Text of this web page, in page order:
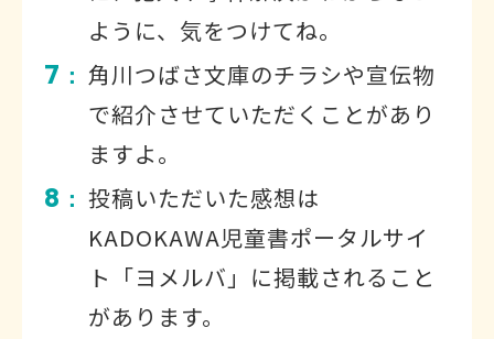
ように、気をつけてね。
7 ： 角川つばさ文庫のチラシや宣伝物
で紹介させていただくことがあり
ますよ。
8 ： 投稿いただいた感想は
KADOKAWA児童書ポータルサイ
ト「ヨメルバ」に掲載されること
があります。